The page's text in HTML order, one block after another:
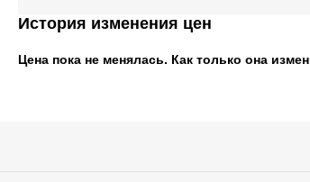
История изменения цен
Цена пока не менялась. Как только она